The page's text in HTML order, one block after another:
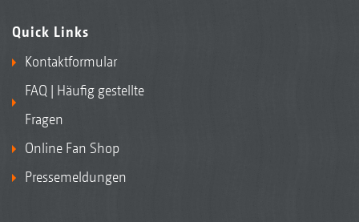
Quick Links
Kontaktformular
FAQ | Häufig gestellte
Fragen
Online Fan Shop
Pressemeldungen